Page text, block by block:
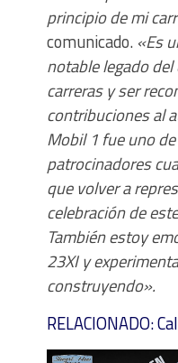
principio de mi
comunicado. «Es
notable legado
carreras y ser
contribuciones al
Mobil 1 fue uno
patrocinadores
que volver a
celebración de
También estoy
23XI y
construyendo».
RELACIONADO: